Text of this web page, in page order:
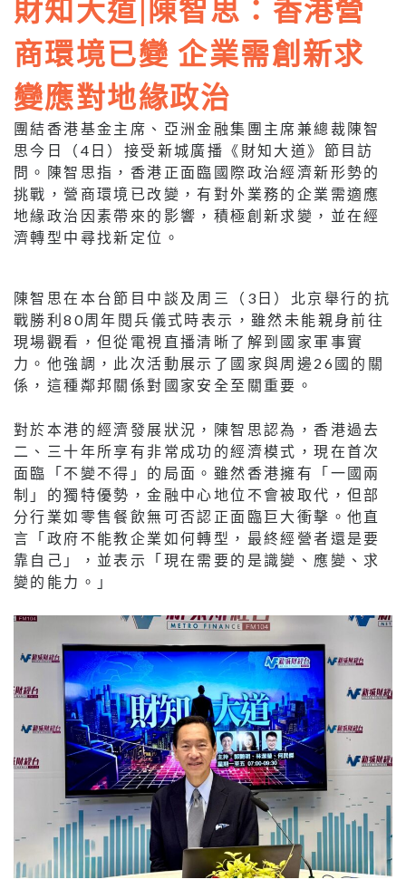
財知大道|陳智思：香港營
商環境已變 企業需創新求
變應對地緣政治
團結香港基金主席、亞洲金融集團主席兼總裁陳智
思今日（4日）接受新城廣播《財知大道》節目訪
問。陳智思指，香港正面臨國際政治經濟新形勢的
挑戰，營商環境已改變，有對外業務的企業需適應
地緣政治因素帶來的影響，積極創新求變，並在經
濟轉型中尋找新定位。
陳智思在本台節目中談及周三（3日）北京舉行的抗
戰勝利80周年閱兵儀式時表示，雖然未能親身前往
現場觀看，但從電視直播清晰了解到國家軍事實
力。他強調，此次活動展示了國家與周邊26國的關
係，這種鄰邦關係對國家安全至關重要。
對於本港的經濟發展狀況，陳智思認為，香港過去
二、三十年所享有非常成功的經濟模式，現在首次
面臨「不變不得」的局面。雖然香港擁有「一國兩
制」的獨特優勢，金融中心地位不會被取代，但部
分行業如零售餐飲無可否認正面臨巨大衝擊。他直
言「政府不能教企業如何轉型，最終經營者還是要
靠自己」，並表示「現在需要的是識變、應變、求
變的能力。」